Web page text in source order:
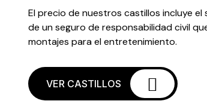
El precio de nuestros castillos incluye
de un seguro de responsabilidad civil
montajes para el entretenimiento.
VER CASTILLOS